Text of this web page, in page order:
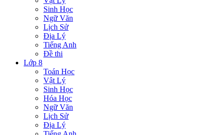
Sinh Học
Ngữ Văn
Lịch Sử
Địa Lý
Tiếng Anh
Đề thi
Lớp 8
Toán Học
Vật Lý
Sinh Học
Hóa Học
Ngữ Văn
Lịch Sử
Địa Lý